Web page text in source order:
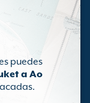
puedes
a Ao